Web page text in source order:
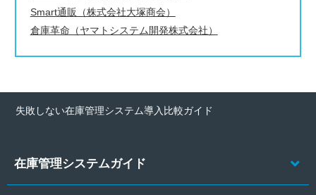
Smart通販（株式会社大塚商会）
倉庫革命（ヤマトシステム開発株式会社）
失敗しない在庫管理システム導入比較ガイド
在庫管理システムガイド